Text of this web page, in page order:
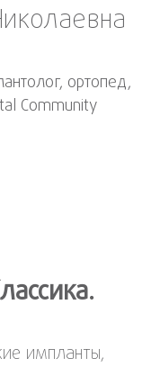
ортопед,
Community
импланты,